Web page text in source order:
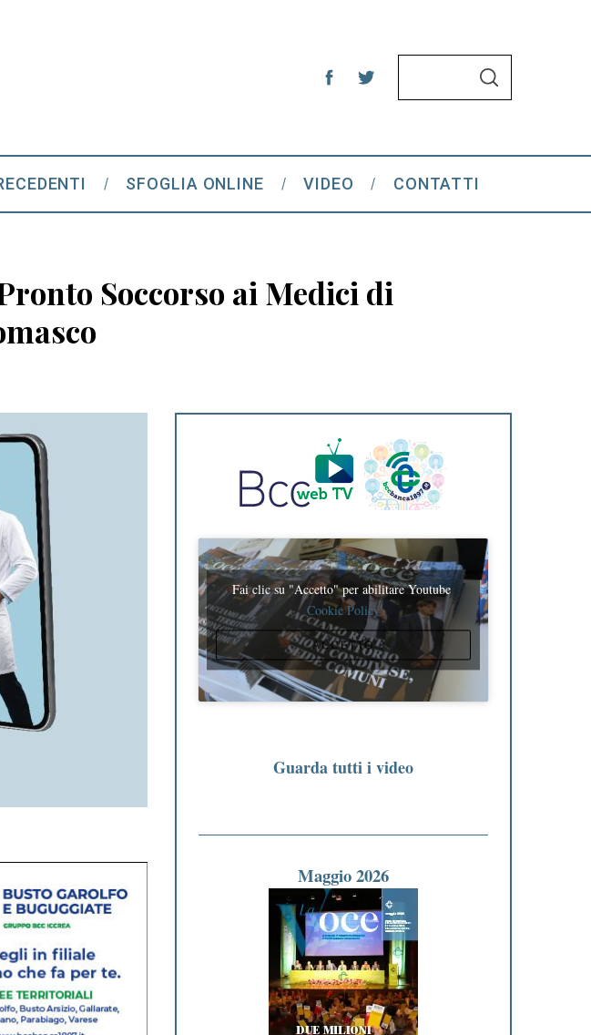
h
f
S
SFOGLIA ONLINE VIDEO CONTATTI
Soccorso ai Medici di
Fai clic su "Accetto" per abilitare Youtube
Cookie Policy
ACCETTO
Guarda tutti i video
Maggio 2026